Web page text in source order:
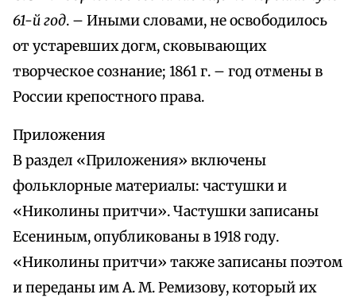
61-й год. – Иными словами, не освободилось
от устаревших догм, сковывающих
творческое сознание; 1861 г. – год отмены в
России крепостного права.
Приложения
В раздел «Приложения» включены
фольклорные материалы: частушки и
«Николины притчи». Частушки записаны
Есениным, опубликованы в 1918 году.
«Николины притчи» также записаны поэтом
и переданы им А. М. Ремизову, который их